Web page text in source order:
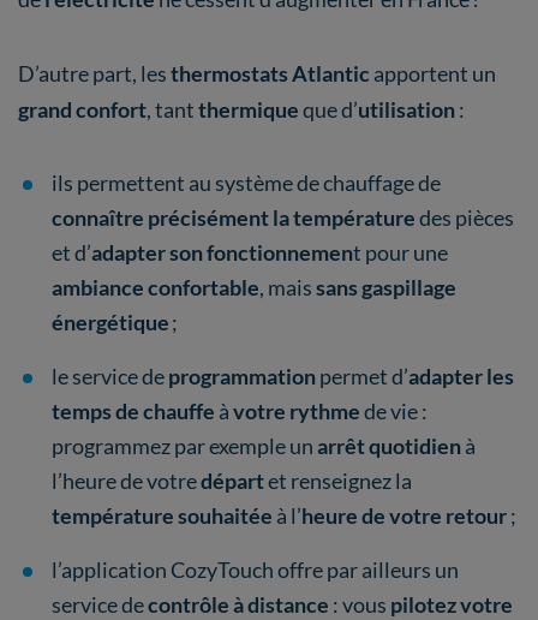
D’autre part, lesthermostats Atlantic apportent un
grand confort, tantthermiqueque d’utilisation:
ils permettent au système de chauffage de
connaître précisément la températuredes pièces
et d’adapter son fonctionnement pour une
ambiance confortable, maissans gaspillage
énergétique;
le service deprogrammationpermet d’adapter les
temps de chauffe àvotre rythmede vie :
programmez par exemple unarrêt quotidienà
l’heure de votredépartet renseignez la
température souhaitée à l’heure de votre retour;
l’application CozyTouch offre par ailleurs un
service decontrôle à distance : vous pilotez votre